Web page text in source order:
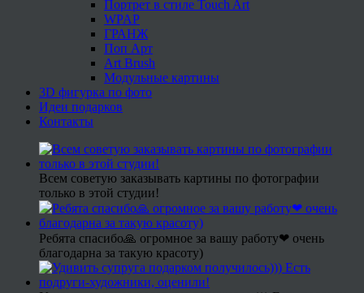
Портрет в стиле Touch Art
WPAP
ГРАНЖ
Поп Арт
Art Brush
Модульные картины
3D фигурка по фото
Идеи подарков
Контакты
Всем советую заказывать картины по фотографии
только в этой студии!
Ребята спасибо🙏 огромное за вашу работу❤ очень
благодарна за такую красоту)